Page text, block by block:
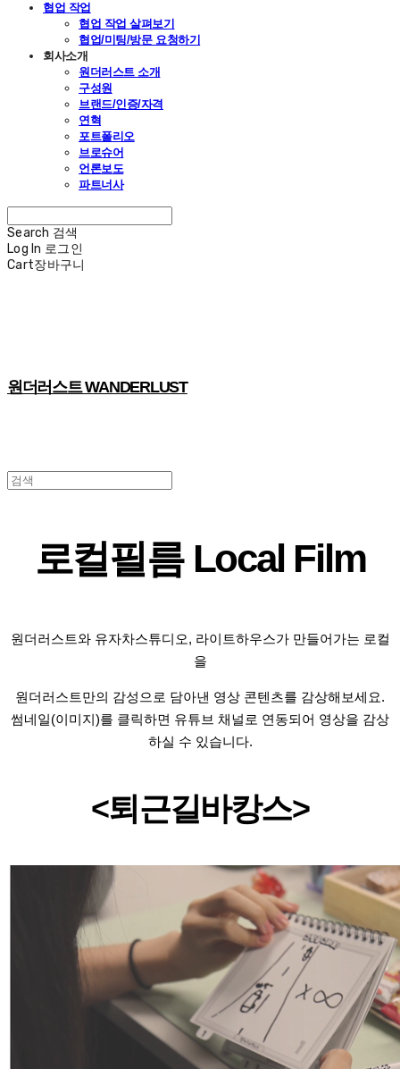
협업 작업
협업 작업 살펴보기
협업/미팅/방문 요청하기
회사소개
원더러스트 소개
구성원
브랜드/인증/자격
연혁
포트폴리오
브로슈어
언론보도
파트너사
Search 검색
Log In 로그인
Cart장바구니
원더러스트 WANDERLUST
로컬필름 Local Film
원더러스트와 유자차스튜디오, 라이트하우스가 만들어가는 로컬
을
원더러스트만의 감성으로 담아낸 영상 콘텐츠를 감상해보세요.
썸네일(이미지)를 클릭하면 유튜브 채널로 연동되어 영상을 감상
하실 수 있습니다.
<퇴근길바캉스>